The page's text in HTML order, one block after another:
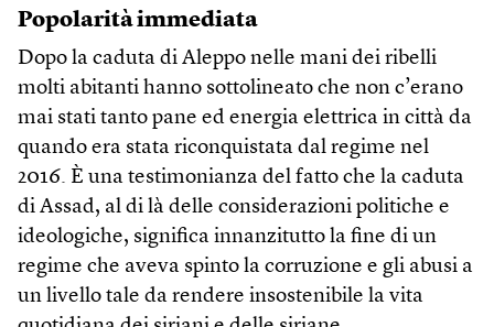
Popolarità immediata
Dopo la caduta di Aleppo nelle mani dei ribelli
molti abitanti hanno sottolineato che non c’erano
mai stati tanto pane ed energia elettrica in città da
quando era stata riconquistata dal regime nel
2016. È una testimonianza del fatto che la caduta
di Assad, al di là delle considerazioni politiche e
ideologiche, significa innanzitutto la fine di un
regime che aveva spinto la corruzione e gli abusi a
un livello tale da rendere insostenibile la vita